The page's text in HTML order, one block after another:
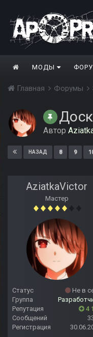
МОДЫ
Главная Форумы
Автор
НАЗАД 8 9
AziatkaVictor
Мастер
Статус
Не в
Группа
Репутация
4
Сообщений
Регистрация